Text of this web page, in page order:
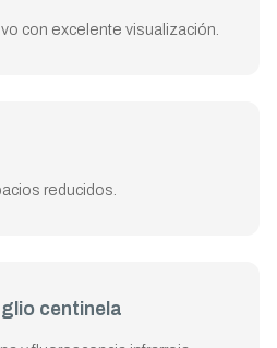
con excelente visualización.
reducidos.
centinela